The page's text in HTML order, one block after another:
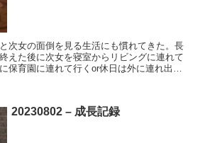
次女の面倒を見る生活にも慣れてきた。長
えた後に次女を寝室からリビングに連れて
保育園に連れて行くor休日は外に連れ出し
20230802 – 成長記録